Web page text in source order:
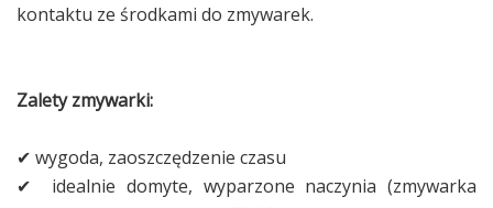
kontaktu ze środkami do zmywarek.
Zalety zmywarki:
✔ wygoda, zaoszczędzenie czasu
✔ idealnie domyte, wyparzone naczynia (zmywarka